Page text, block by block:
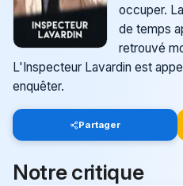
occuper.
de temps
retrouvé
L'Inspecteur Lavardin est
enquêter.
Partager
Notre critique